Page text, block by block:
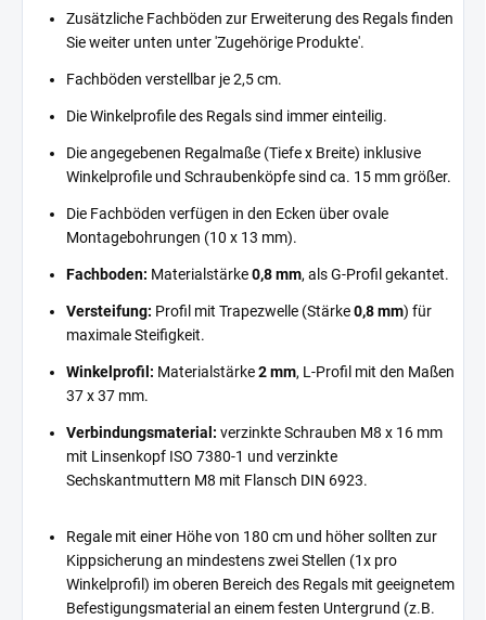
Zusätzliche Fachböden zur Erweiterung des Regals finden
Sie weiter unten unter 'Zugehörige Produkte'.
Fachböden verstellbar je 2,5 cm.
Die Winkelprofile des Regals sind immer einteilig.
Die angegebenen Regalmaße (Tiefe x Breite) inklusive
Winkelprofile und Schraubenköpfe sind ca. 15 mm größer.
Die Fachböden verfügen in den Ecken über ovale
Montagebohrungen (10 x 13 mm).
Fachboden: Materialstärke0,8 mm, als G-Profil gekantet.
Versteifung: Profil mit Trapezwelle (Stärke0,8 mm) für
maximale Steifigkeit.
Winkelprofil: Materialstärke2 mm, L-Profil mit den Maßen
37 x 37 mm.
Verbindungsmaterial: verzinkte Schrauben M8 x 16 mm
mit Linsenkopf ISO 7380-1 und verzinkte
Sechskantmuttern M8 mit Flansch DIN 6923.
Regale mit einer Höhe von 180 cm und höher sollten zur
Kippsicherung an mindestens zwei Stellen (1x pro
Winkelprofil) im oberen Bereich des Regals mit geeignetem
Befestigungsmaterial an einem festen Untergrund (z.B.